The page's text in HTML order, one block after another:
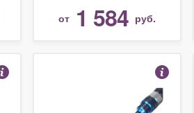
от 1 584 руб.